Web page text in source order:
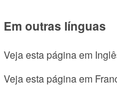
Em outras línguas
Veja esta página em
Veja esta página em